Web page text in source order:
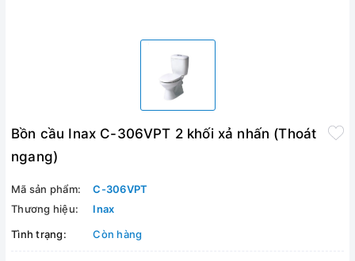
Bồn cầu Inax C-306VPT 2 khối xả nhấn (Thoát
ngang)
Mã sản phẩm:
C-306VPT
Thương hiệu:
Inax
Tình trạng:
Còn hàng